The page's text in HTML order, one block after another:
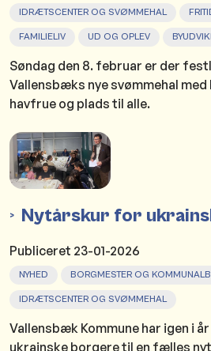
IDRÆTSCENTER OG SVØMMEHAL
FAMILIELIV UD OG OPLEV
Søndag den 8. februar er der
Vallensbæks nye svømmehal
havfrue og plads til alle.
Nytårskur for
Publiceret 23-01-2026
NYHED BORGMESTER OG
IDRÆTSCENTER OG SVØMMEHAL
Vallensbæk Kommune har igen i
ukrainske borgere til en fælles